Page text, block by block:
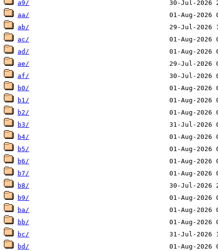
a9/
aa/
ab/
ac/
ad/
ae/
af/
b0/
b1/
b2/
b3/
b4/
b5/
b6/
b7/
b8/
b9/
ba/
bb/
bc/
bd/